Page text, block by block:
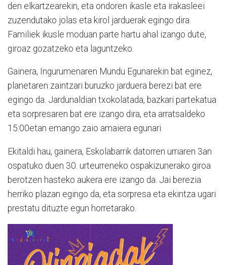
den elkartzearekin, eta ondoren ikasle eta irakasleei
zuzendutako jolas eta kirol jarduerak egingo dira.
Familiek ikusle moduan parte hartu ahal izango dute,
giroaz gozatzeko eta laguntzeko.
Gainera, Ingurumenaren Mundu Egunarekin bat eginez,
planetaren zaintzari buruzko jarduera berezi bat ere
egingo da. Jardunaldian txokolatada, bazkari partekatua
eta sorpresaren bat ere izango dira, eta arratsaldeko
15:00etan emango zaio amaiera egunari.
Ekitaldi hau, gainera, Eskolabarrik datorren urriaren 3an
ospatuko duen 30. urteurreneko ospakizunerako giroa
berotzen hasteko aukera ere izango da. Jai berezia
herriko plazan egingo da, eta sorpresa eta ekintza ugari
prestatu dituzte egun horretarako.